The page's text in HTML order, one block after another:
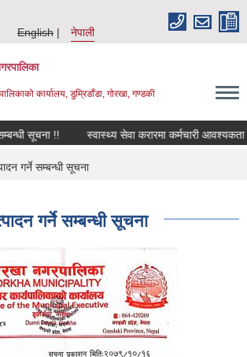
English
नेपाली
कार्यालय, डुम्रिडाँडा, गोरखा, गण्डकी
सूचना !! स्वास्थ्य सेवा करारमा कर्मचारी आवश्यकता
गर्ने सम्बन्धी सूचना
गर्ने सम्बन्धी सूचना